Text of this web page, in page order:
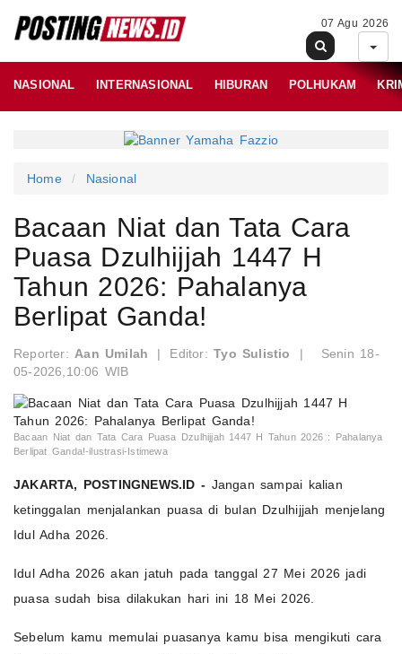
07 Agu 2026
NASIONAL INTERNASIONAL HIBURAN POLHUKAM
Home Nasional
Bacaan Niat dan Tata Cara
Puasa Dzulhijjah 1447 H
Tahun 2026: Pahalanya
Berlipat Ganda!
Reporter:Aan Umilah | Editor:Tyo Sulistio |
Senin 18-
05-2026,10:06 WIB
Bacaan Niat dan Tata Cara Puasa Dzulhijjah 1447 H Tahun 2026 : Pahalanya
Berlipat Ganda!-ilustrasi-Istimewa
JAKARTA, POSTINGNEWS.ID - Jangan sampai kalian
ketinggalan menjalankan puasa di bulan Dzulhijjah menjelang
Idul Adha 2026.
Idul Adha 2026 akan jatuh pada tanggal 27 Mei 2026 jadi
puasa sudah bisa dilakukan hari ini 18 Mei 2026.
Sebelum kamu memulai puasanya kamu bisa mengikuti cara